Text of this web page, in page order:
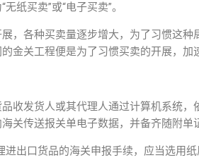
纸买卖”或“电子买卖”。
，各种买卖量逐步增大，为了习惯这种
金关工程便是为了习惯买卖的开展，加
收发货人或其代理人通过计算机系统
关传送报关单电子数据，并备齐随附单
进出口货品的海关申报手续，应当选用